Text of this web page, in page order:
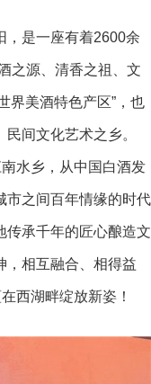
，是一座有着2600余
之源、清香之祖、文
界美酒特色产区”，也
间文化艺术之乡。
水乡，从中国白酒发
市之间百年情缘的时代
传承千年的匠心酿造文
，相互融合、相得益
西湖畔绽放新姿！